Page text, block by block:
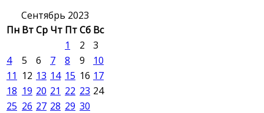
Сентябрь 2023
Пн ВтСр Чт ПтСб Вс
1
2
3
4
5 6 7 8 9
10
11 12 13 14 15 16 17
18 19 20 21 22 23 24
25 26 27 28 29 30